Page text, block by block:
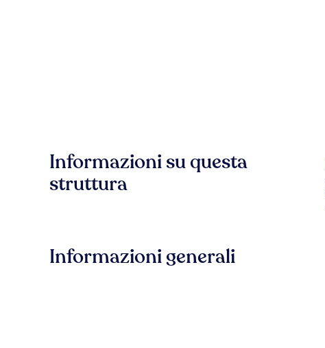
Informazioni su questa
struttura
Informazioni generali